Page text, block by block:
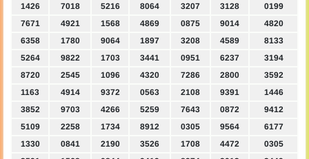
1426
7018 5216 8064 3207 3128
0199
7671
4921 1568 4869 0875 9014
4820
6358
1780 9064 1897 3208 4589
8133
5264
9822 1703 3441 0951 6237
3194
8720
2545 1096 4320 7286 2800
3592
1163
4914 9372 0563 2108 9391
1446
3852
9703 4266 5259 7643 0872
9412
5109
2258 1734 8912 0305 9564
6177
1330
0841 2190 3526 1708 4472
0305